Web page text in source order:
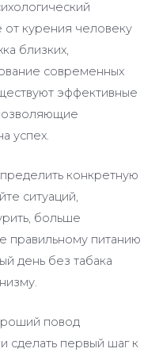
от курения человеку
близких,
современных
эффективные
успех.
конкретную
ситуаций,
больше
правильному питанию
день без табака
повод
сделать первый шаг к